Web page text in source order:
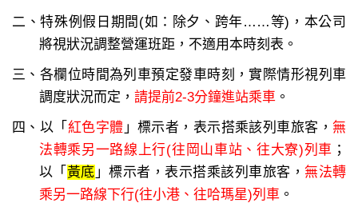
二、特殊例假日期間(如：除夕、跨年……等)，本公司
將視狀況調整營運班距，不適用本時刻表。
三、各欄位時間為列車預定發車時刻，實際情形視列車
調度狀況而定， 請提前2-3分鐘進站乘車 。
四、以「 紅色字體 」標示者，表示搭乘該列車旅客，無
法轉乘另一路線上行(往岡山車站、往大寮)列車 ；
以「 黃底 」標示者，表示搭乘該列車旅客，無法轉
乘另一路線下行(往小港、往哈瑪星)列車 。